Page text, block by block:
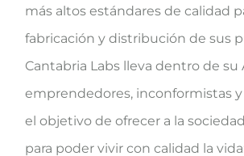
más altos estándares de calidad
fabricación y distribución de sus
Cantabria Labs lleva dentro de su
emprendedores, inconformistas y
el objetivo de ofrecer a la
para poder vivir con calidad la